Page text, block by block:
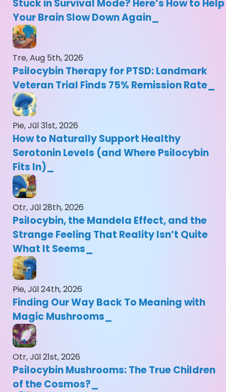
Stuck in Survival Mode? Here’s How to Help
Your Brain Slow Down Again
Tre, Aug 5th, 2026
Psilocybin Therapy for PTSD: Landmark
Veteran Trial Finds 75% Remission Rate
Pie, Jūl 31st, 2026
How to Naturally Support Healthy
Serotonin Levels (and Where Psilocybin
Fits In)
Otr, Jūl 28th, 2026
Psilocybin, the Mandela Effect, and the
Strange Feeling That Reality Isn’t Quite
What It Seems
Pie, Jūl 24th, 2026
Finding Our Way Back To Meaning with
Magic Mushrooms
Otr, Jūl 21st, 2026
Psilocybin Mushrooms: The True Children
of the Cosmos?